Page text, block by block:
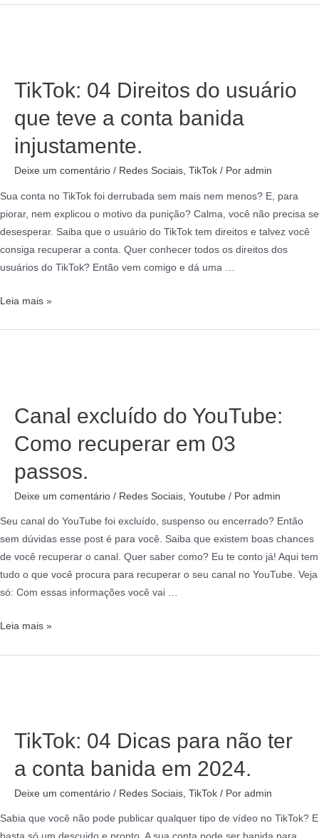
TikTok: 04 Direitos do usuário
que teve a conta banida
injustamente.
Deixe um comentário / Redes Sociais, TikTok / Por admin
Sua conta no TikTok foi derrubada sem mais nem menos? E, para
piorar, nem explicou o motivo da punição? Calma, você não precisa se
desesperar. Saiba que o usuário do TikTok tem direitos e talvez você
consiga recuperar a conta. Quer conhecer todos os direitos dos
usuários do TikTok? Então vem comigo e dá uma …
Leia mais »
Canal excluído do YouTube:
Como recuperar em 03
passos.
Deixe um comentário / Redes Sociais Youtube / Por admin
Seu canal do YouTube foi excluído, suspenso ou encerrado? Então
sem dúvidas esse post é para você. Saiba que existem boas chances
de você recuperar o canal. Quer saber como? Eu te conto já! Aqui tem
tudo o que você procura para recuperar o seu canal no YouTube. Veja
só: Com essas informações você vai …
Leia mais »
TikTok: 04 Dicas para não ter
a conta banida em 2024.
Deixe um comentário / Redes Sociais TikTok / Por admin
Sabia que você não pode publicar qualquer tipo de vídeo no TikTok? E